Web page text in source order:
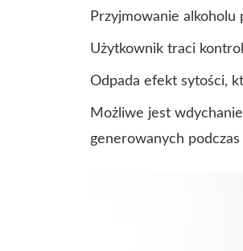
Przyjmowanie alkoholu
Użytkownik traci
Odpada efekt sytości,
Możliwe jest
generowanych